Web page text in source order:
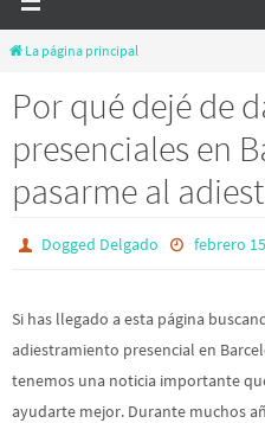
La página principal
Por qué dejé de
presenciales en
pasarme al
Dogged Delgado febrero
Si has llegado a esta página
adiestramiento presencial en
tenemos una noticia importante
ayudarte mejor. Durante muchos